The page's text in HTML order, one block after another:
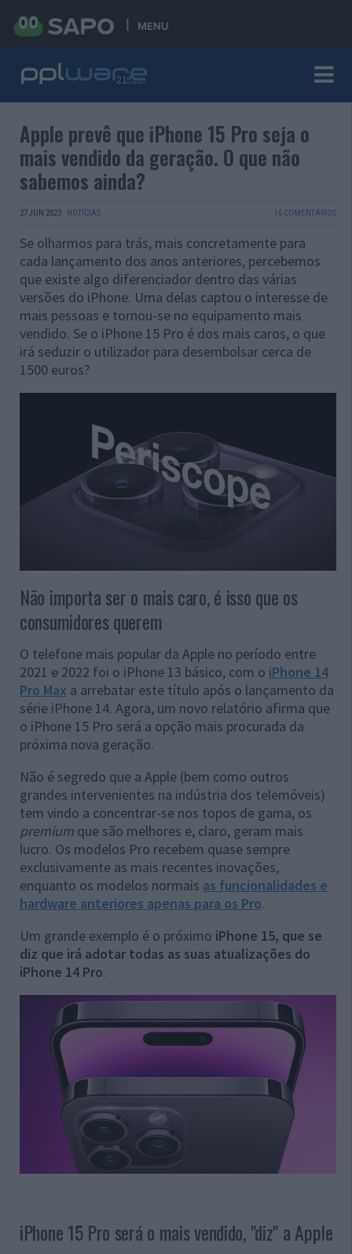
MENU
Apple prevê que iPhone 15 Pro seja o
mais vendido da geração. O que não
sabemos ainda?
27 JUN 2023 · NOTÍCIAS 16 COMENTÁRIOS
Se olharmos para trás, mais concretamente para
cada lançamento dos anos anteriores, percebemos
que existe algo diferenciador dentro das várias
versões do iPhone. Uma delas captou o interesse de
mais pessoas e tornou-se no equipamento mais
vendido. Se o iPhone 15 Pro é dos mais caros, o que
irá seduzir o utilizador para desembolsar cerca de
1500 euros?
Não importa ser o mais caro, é isso que os
consumidores querem
O telefone mais popular da Apple no período entre
2021 e 2022 foi o iPhone 13 básico, com o iPhone 14
Pro Max a arrebatar este título após o lançamento da
série iPhone 14. Agora, um novo relatório afirma que
o iPhone 15 Pro será a opção mais procurada da
próxima nova geração.
Não é segredo que a Apple (bem como outros
grandes intervenientes na indústria dos telemóveis)
tem vindo a concentrar-se nos topos de gama, os
premium que são melhores e, claro, geram mais
lucro. Os modelos Pro recebem quase sempre
exclusivamente as mais recentes inovações,
enquanto os modelos normais as funcionalidades e
hardware anteriores apenas para os Pro.
Um grande exemplo é o próximo iPhone 15, que se
diz que irá adotar todas as suas atualizações do
iPhone 14 Pro.
iPhone 15 Pro será o mais vendido, "diz" a Apple